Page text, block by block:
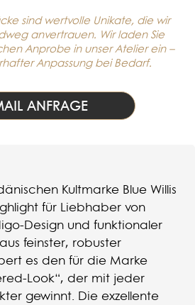
sind wertvolle Unikate, die wir
anvertrauen. Wir laden Sie
Anprobe in unser Atelier ein –
Anpassung bei Bedarf.
ANFRAGE
Kultmarke Blue Willis
für Liebhaber von
Design und funktionaler
feinster, robuster
es den für die Marke
Look“, der mit jeder
gewinnt. Die exzellente